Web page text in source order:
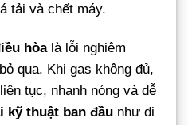
tải và chết máy.
hòalà lỗi nghiêm
qua. Khi gas không đủ,
tục, nhanh nóng và dễ
kỹ thuật ban đầu như đi